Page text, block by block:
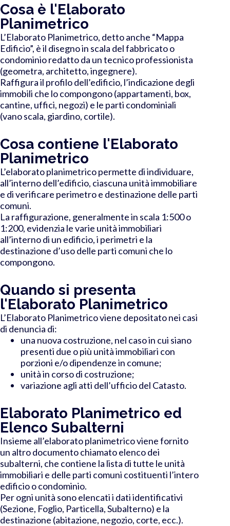
Cosa è l'Elaborato
Planimetrico
L’Elaborato Planimetrico, detto anche “Mappa
Edificio”, è il disegno in scala del fabbricato o
condominio redatto da un tecnico professionista
(geometra, architetto, ingegnere).
Raffigura il profilo dell’edificio, l’indicazione degli
immobili che lo compongono (appartamenti, box,
cantine, uffici, negozi) e le parti condominiali
(vano scala, giardino, cortile).
Cosa contiene l'Elaborato
Planimetrico
L’elaborato planimetrico permette di individuare,
all’interno dell’edificio, ciascuna unità immobiliare
e di verificare perimetro e destinazione delle parti
comuni.
La raffigurazione, generalmente in scala 1:500 o
1:200, evidenzia le varie unità immobiliari
all’interno di un edificio, i perimetri e la
destinazione d’uso delle parti comuni che lo
compongono.
Quando si presenta
l'Elaborato Planimetrico
L’Elaborato Planimetrico viene depositato nei casi
di denuncia di:
una nuova costruzione, nel caso in cui siano
presenti due o più unità immobiliari con
porzioni e/o dipendenze in comune;
unità in corso di costruzione;
variazione agli atti dell’ufficio del Catasto.
Elaborato Planimetrico ed
Elenco Subalterni
Insieme all’elaborato planimetrico viene fornito
un altro documento chiamato elenco dei
subalterni, che contiene la lista di tutte le unità
immobiliari e delle parti comuni costituenti l’intero
edificio o condominio.
Per ogni unità sono elencati i dati identificativi
(Sezione, Foglio, Particella, Subalterno) e la
destinazione (abitazione, negozio, corte, ecc.).